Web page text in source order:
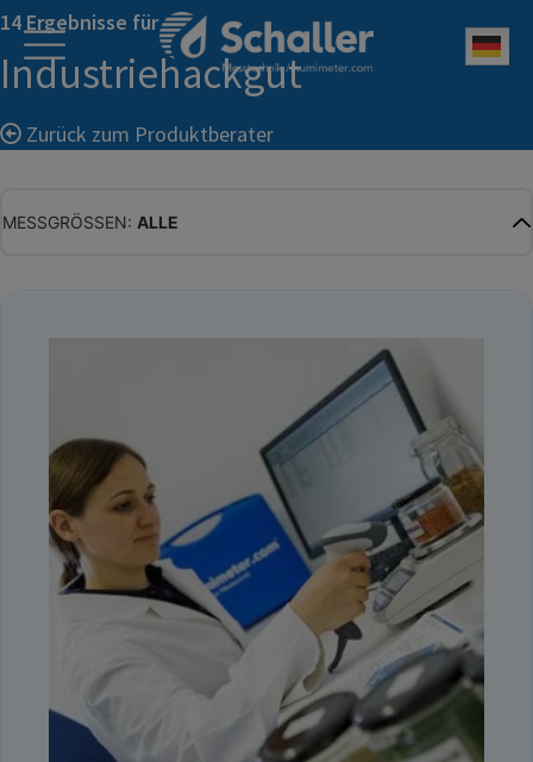
14 Ergebnisse für
Industriehackgut
Zurück zum Produktberater
MESSGRÖSSEN: ALLE
GLEICHGEWICHTSFEUCHTE
WASSERAKTIVITÄT
TROCKENSUBSTANZ
HEKTOLITERGEWICHT
TAUPUNKT
SCHÜTTDICHTE